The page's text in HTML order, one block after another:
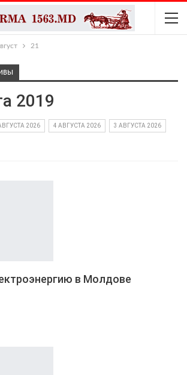
21
2019
2026 4 АВГУСТА 2026 3 АВГУСТА 2026
в Молдове